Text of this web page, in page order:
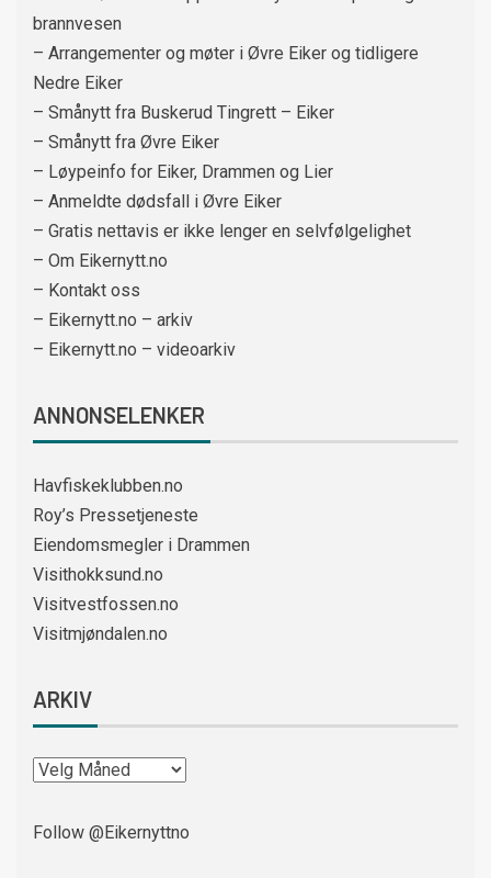
brannvesen
– Arrangementer og møter i Øvre Eiker og tidligere
Nedre Eiker
– Smånytt fra Buskerud Tingrett – Eiker
– Smånytt fra Øvre Eiker
– Løypeinfo for Eiker, Drammen og Lier
– Anmeldte dødsfall i Øvre Eiker
– Gratis nettavis er ikke lenger en selvfølgelighet
– Om Eikernytt.no
– Kontakt oss
– Eikernytt.no – arkiv
– Eikernytt.no – videoarkiv
ANNONSELENKER
Havfiskeklubben.no
Roy’s Pressetjeneste
Eiendomsmegler i Drammen
Visithokksund.no
Visitvestfossen.no
Visitmjøndalen.no
ARKIV
Follow @Eikernyttno